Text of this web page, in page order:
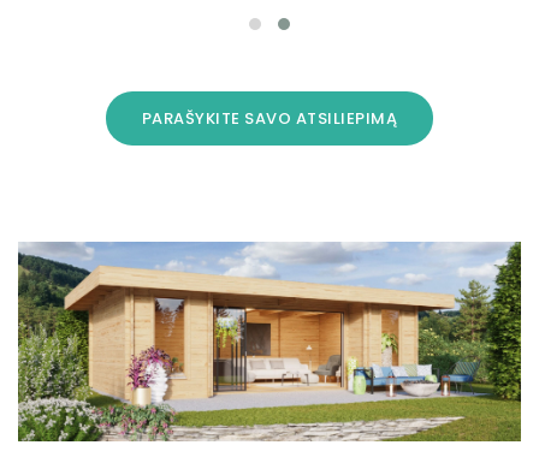
PARAŠYKITE SAVO ATSILIEPIMĄ